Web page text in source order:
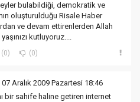
bulabildiği, demokratik ve
oluşturulduğu Risale Haber
ve devam ettirenlerden Allah
kutluyoruz....
(0) (0)
Aralık 2009 Pazartesi 18:46
bir sahife haline getiren internet